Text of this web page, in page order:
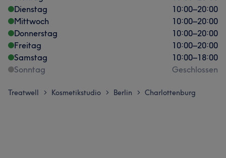
Dienstag
10:00–20:00
Mittwoch
10:00–20:00
Donnerstag
10:00–20:00
Freitag
10:00–20:00
Samstag
10:00–18:00
Sonntag
Geschlossen
Treatwell > Kosmetikstudio > Berlin > Charlottenburg